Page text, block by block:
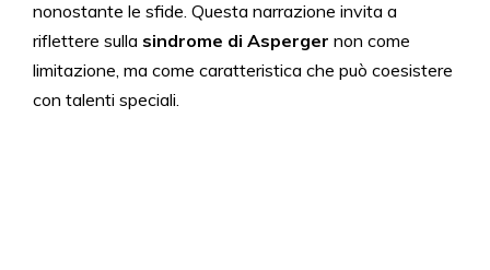
nonostante le sfide. Questa narrazione invita a
riflettere sulla sindrome di Asperger non come
limitazione, ma come caratteristica che può coesistere
con talenti speciali.